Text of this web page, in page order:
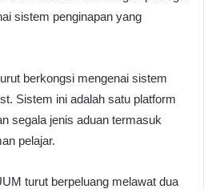
sistem penginapan yang
berkongsi mengenai sistem
Sistem ini adalah satu platform
segala jenis aduan termasuk
pelajar.
turut berpeluang melawat dua